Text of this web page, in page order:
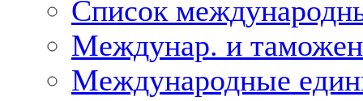
Список
Междунар. и
Международные